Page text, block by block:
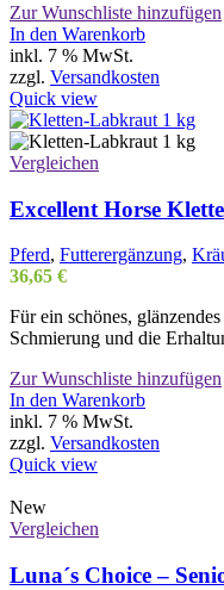
Zur Wunschliste hinzufügen
In den Warenkorb
inkl. 7 % MwSt.
zzgl. Versandkosten
Quick view
Vergleichen
Excellent Horse
Pferd, Futterergänzung,
36,65 €
Für ein schönes,
Schmierung und die
Zur Wunschliste hinzufügen
In den Warenkorb
inkl. 7 % MwSt.
zzgl. Versandkosten
Quick view
New
Vergleichen
Luna´s Choice –